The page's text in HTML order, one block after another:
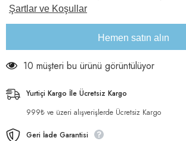
Şartlar ve Koşullar
Hemen satın alın
18 müşteri bu ürünü görüntülüyor
Yurtiçi Kargo İle Ücretsiz Kargo
999₺ ve üzeri alışverişlerde Ücretsiz Kargo
Geri İade Garantisi